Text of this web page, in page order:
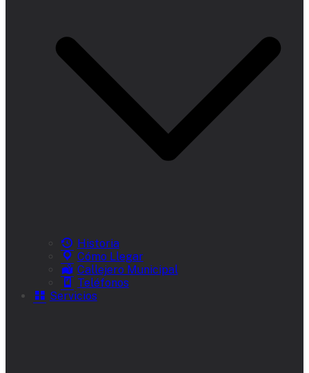
Historia
Cómo Llegar
Callejero Municipal
Teléfonos
Servicios